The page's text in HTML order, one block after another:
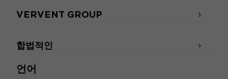
언어
VERVENT GROUP
합법적인